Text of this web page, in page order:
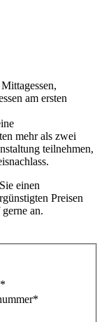
am ersten
mehr als zwei
teilnehmen,
einen
Preisen
an.